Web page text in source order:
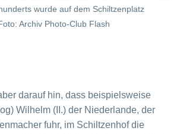
wurde auf dem Schiltzenplatz
Archiv Photo-Club Flash
darauf hin, dass beispielsweise
Wilhelm (II.) der Niederlande, der
fuhr, im Schiltzenhof die